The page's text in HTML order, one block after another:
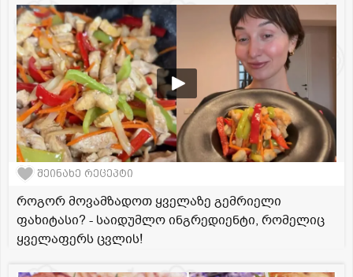
შეინახე რეცეპტი
როგორ მოვამზადოთ ყველაზე გემრიელი
ფახიტასი? - საიდუმლო ინგრედიენტი, რომელიც
ყველაფერს ცვლის!